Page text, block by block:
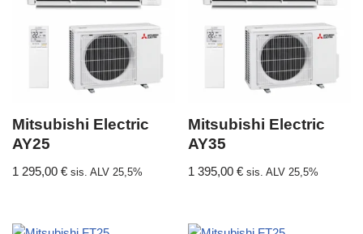
Mitsubishi Electric
AY25
1 295,00 € sis. ALV 25,5%
Mitsubishi Electric
AY35
1 395,00€ sis. ALV 25,5%